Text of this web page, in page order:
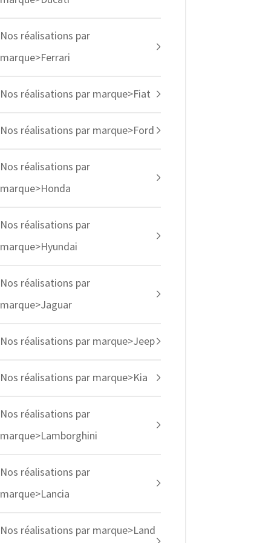
Nos réalisations par
marque>Ferrari
Nos réalisations par marque>Fiat
Nos réalisations par marque>Ford
Nos réalisations par
marque>Honda
Nos réalisations par
marque>Hyundai
Nos réalisations par
marque>Jaguar
Nos réalisations par marque>Jeep
Nos réalisations par marque>Kia
Nos réalisations par
marque>Lamborghini
Nos réalisations par
marque>Lancia
Nos réalisations par marque>Land